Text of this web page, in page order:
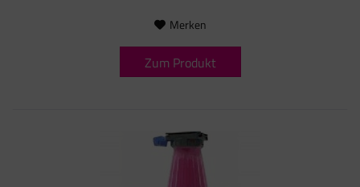
Merken
Zum Produkt